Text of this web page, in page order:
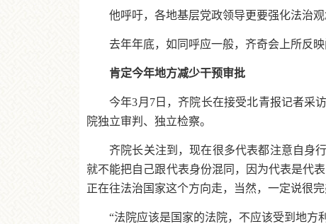
他呼吁，各地基层党政领导更要强化法治
去年年底，如同呼应一般，齐奇会上所反
肯定今年地方减少干预审批
今年3月7日，齐院长在接受北青报记者采
院独立审判、独立检察。
齐院长关注到，现在很多代表都注意自身
就不能把自己跟代表身份混同，因为代表是代
正在往法治国家这个方向走，当然，一定说很
“法院应该是国家的法院，不应该受到地方